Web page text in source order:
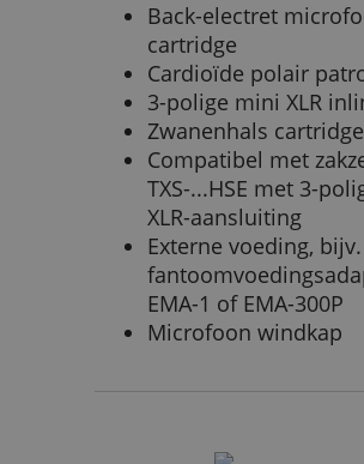
Back-electret
cartridge
Cardioïde polair
3-polige mini XLR
Zwanenhals
Compatibel met
TXS-...HSE met 3-
XLR-aansluiting
Externe voeding,
EMA-1 of EMA-300P
Microfoon windkap